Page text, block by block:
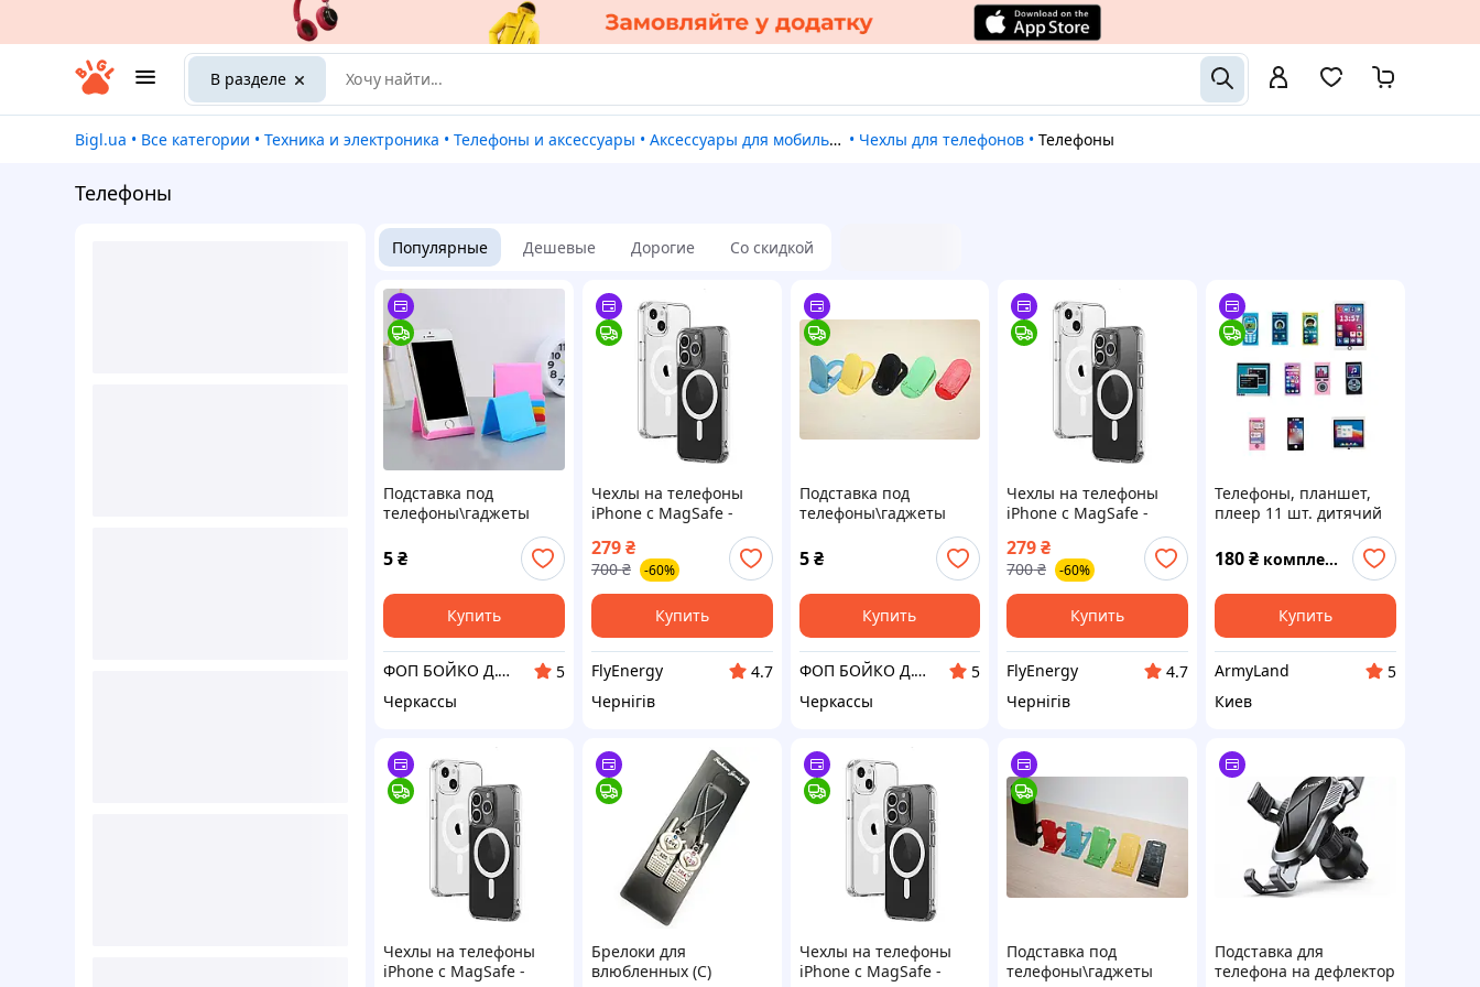
В разделе
Bigl.ua • Все категории • Техника и электроника • Телефоны и аксессуары • Аксессуары для мобильных телефонов • Чехлы для телефонов • Телефоны
Телефоны
Популярные Дешевые Дорогие Со скидкой
Подставка под
телефоны\гаджеты
5₴
Купить
ФОП БОЙКО Д.С. (тільки Оптом - Склад №3)
5
Черкассы
Чехлы на телефоны
iPhone с MagSafe -
279₴
700 ₴ -60%
Купить
FlyEnergy
4.7
Чернігів
Подставка под
телефоны\гаджеты
5 ₴
Купить
ФОП БОЙКО Д.С. (тільки Оптом - Склад №3)
5
Черкассы
Чехлы на телефоны
iPhone с MagSafe -
279₴
700 ₴ -60%
Купить
FlyEnergy
4.7
Чернігів
Телефоны, планшет,
плеер 11 шт. дитячий
180₴ комплект
Купить
ArmyLand
5
Киев
Чехлы на телефоны
iPhone с MagSafe -
Брелоки для
влюбленных (C)
Чехлы на телефоны
iPhone с MagSafe -
Подставка под
телефоны\гаджеты
Подставка для
телефона на дефлектор